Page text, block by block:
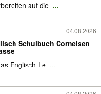
auf die ...
04.08.2026
Schulbuch Cornelsen
Englisch-Le ...